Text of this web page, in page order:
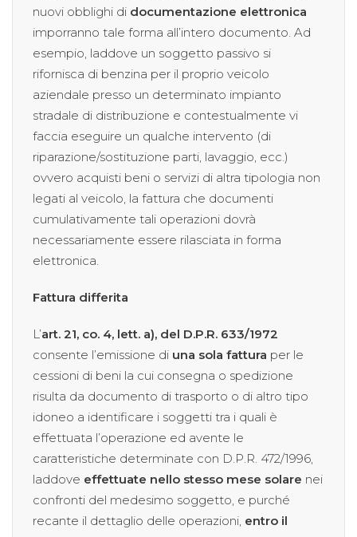
nuovi obblighi di documentazione elettronica
imporranno tale forma all’intero documento. Ad
esempio, laddove un soggetto passivo si
rifornisca di benzina per il proprio veicolo
aziendale presso un determinato impianto
stradale di distribuzione e contestualmente vi
faccia eseguire un qualche intervento (di
riparazione/sostituzione parti, lavaggio, ecc.)
ovvero acquisti beni o servizi di altra tipologia non
legati al veicolo, la fattura che documenti
cumulativamente tali operazioni dovrà
necessariamente essere rilasciata in forma
elettronica.
Fattura differita
L’art. 21, co. 4, lett. a), del D.P.R. 633/1972
consente l’emissione di una sola fattura per le
cessioni di beni la cui consegna o spedizione
risulta da documento di trasporto o di altro tipo
idoneo a identificare i soggetti tra i quali è
effettuata l’operazione ed avente le
caratteristiche determinate con D.P.R. 472/1996,
laddove effettuate nello stesso mese solare nei
confronti del medesimo soggetto, e purché
recante il dettaglio delle operazioni, entro il